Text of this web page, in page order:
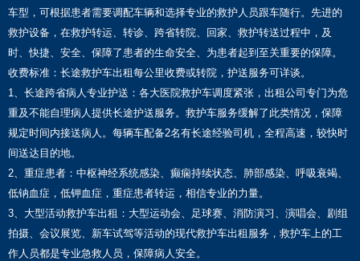
车型，可根据患者需要调配车辆和选择专业的救护人员跟车随行。先进的
救护设备，在救护转运、转诊、跨省转院、回家、救护转送过程中，及
时、快捷、安全、保障了患者的生命安全、为患者起到至关重要的保障。
收费标准：长途救护车出租每公里收费或转院，护送服务可详谈。
1、长途跨省病人专业护送：各大医院救护车调度紧张，出租公司专门为危
重及不能自理病人提供长途护送服务。救护车服务缓解了此类情况，保障
规定时间内接送病人。每辆车配备2名有长途经验司机，全程高速，较快时
间送达目的地。
2、重症患者：中枢神经系统感染、癫痫持续状态、肺部感染、呼吸衰竭、
低钠血症，低钾血症，重症患者转运，相信专业的力量。
3、大型活动救护车出租：大型运动会、足球赛、消防演习、演唱会、剧组
拍摄、会议展览、新车试驾等活动的现代救护车出租服务，救护车上的工
作人员都是专业急救人员，保障病人安全。